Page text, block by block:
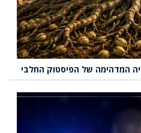
המדהימה של הפיסטוק החלבי